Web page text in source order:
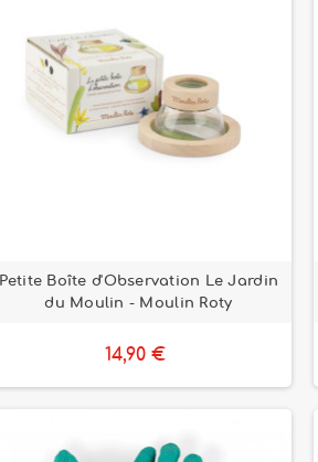
Petite Boîte d'Observation Le Jardin
du Moulin - Moulin Roty
14,90 €